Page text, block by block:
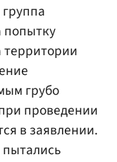
попытку
территории
грубо
проведении
в заявлении.